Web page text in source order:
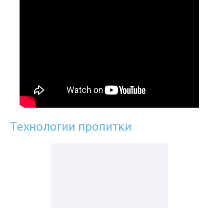
Технологии пропитки